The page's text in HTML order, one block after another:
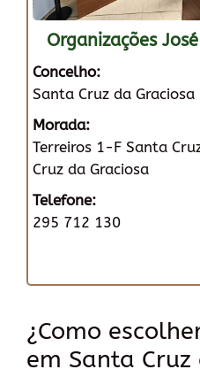
Organizações
Concelho:
Santa Cruz da Graciosa
Morada:
Terreiros 1-F Santa
Cruz da Graciosa
Telefone:
295 712 130
¿Como
em Santa Cruz